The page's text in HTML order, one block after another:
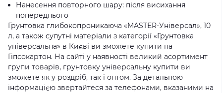
Нанесення повторного шару: після висихання
попереднього
Грунтовка глибокопроникаюча «MASTER-Універсал», 10
л, а також супутні матеріали з категорії «Грунтовка
універсальна» в Києві ви зможете купити на
Гіпсокартон. На сайті у наявності великий асортимент
групи товарів, грунтовку універсальну купити ви
зможете як у роздріб, так і оптом. За детальною
інформацією звертайтеся за телефонами, вказаними на